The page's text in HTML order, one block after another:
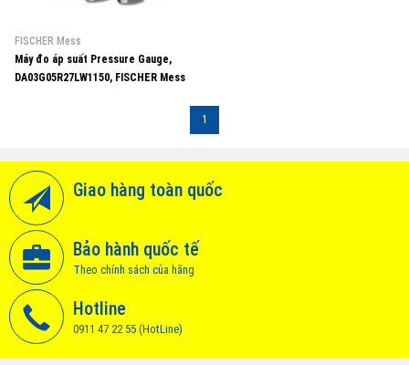
FISCHER Mess
Máy đo áp suất Pressure Gauge,
DA03G05R27LW1150, FISCHER Mess
1
Giao hàng toàn quốc
Bảo hành quốc tế
Theo chính sách của hãng
Hotline
0911 47 22 55 (HotLine)